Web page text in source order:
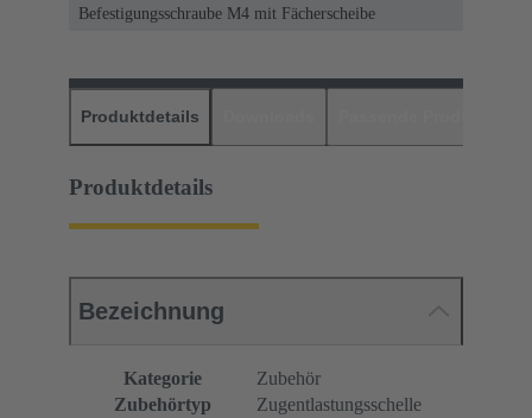
Befestigungsschraube M4 mit Fächerscheibe
Produktdetails
Produktdetails
Bezeichnung
Kategorie
Zubehör
Zubehörtyp
Zugentlastungsschelle